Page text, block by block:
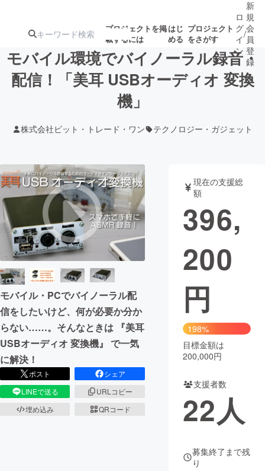
プロジェクトを掲
載するには
はじ
める
プロジェクト
をさがす
注目の新着プロ
テクノロジー・ガジェット
映像・映画 書籍・雑誌
ビジネス・起業 チャレンジ
まちづくり・地域活性化
CAMPFIRE for Social Good CAMPFIRE Creation
CAMPFIREふるさと納税machi-ya コミュニティ
ロ
グ
イ
ン
/
新
規
会
員
登
録
モバイル環境でバイノーラル録音・
配信！「美耳 USBオーディオ 変換
機」
株式会社ビット・トレード・ワン テクノロジー・ガジェット
モバイル・PCでバイノーラル配
信をしたいけど、何が必要か分か
らない……。そんなときは 『美耳
USBオーディオ 変換機』 で一気
に解決！
ポスト
シェア
LINEで送る
URLコピー
埋め込み
QRコード
現在の支援総
額
396,
200
円
198%
目標金額は
200,000円
支援者数
22人
募集終了まで残
り